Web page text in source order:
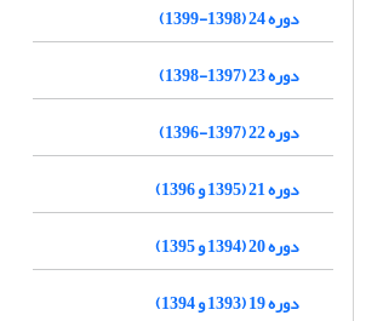
دوره 24 (1398-1399)
دوره 23 (1397-1398)
دوره 22 (1397-1396)
دوره 21 (1395 و 1396)
دوره 20 (1394 و 1395)
دوره 19 (1393 و 1394)